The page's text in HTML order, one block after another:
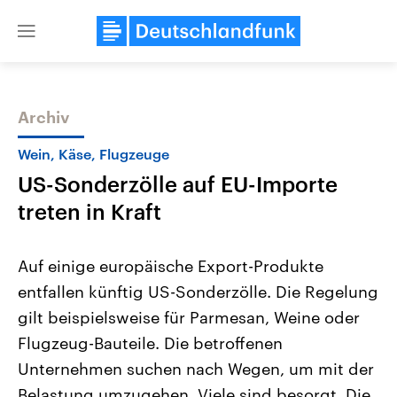
Close
Themen
Landtagswahl Sachsen-Anhalt
2026
Alle Informationen
Sachsen-Anhalt wählt am 6.
September 2026 einen neuen
Landtag. Seit 2021 wird das
Bundesland von einer Koalition aus
Aktuelle Beiträge,
Hintergründe
Wirtschaftlich und
gehören die Vereinigten
den mächtigsten Ländern
mit großem Einfluss auf
Archiv
Wein, Käse, Flugzeuge
US-Sonderzölle auf EU-Importe
treten in Kraft
Auf einige europäische Export-Produkte
entfallen künftig US-Sonderzölle. Die Regelung
gilt beispielsweise für Parmesan, Weine oder
Flugzeug-Bauteile. Die betroffenen
Unternehmen suchen nach Wegen, um mit der